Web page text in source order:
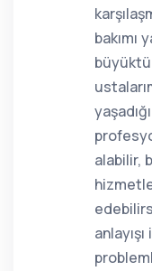
bakımı
alabilir,